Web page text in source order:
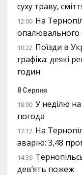
суху траву,
12:00 На
опалювального
10:22 Поїзди в
графіка: деякі
годин
8 Серпня
18:00 У неділю
погода
17:12 На
аварію: 3,48
14:39
дев’ять пожеж